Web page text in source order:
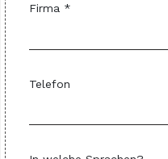
Firma *
Telefon